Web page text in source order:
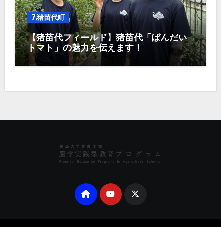
7.猪苗代町
【猪苗代フィールド】猪苗代「ばんだい
トマト」の魅力を伝えます！